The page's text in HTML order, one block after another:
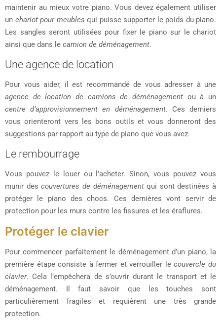
maintenir au mieux votre piano. Vous devez également utiliser
un chariot pour meubles qui puisse supporter le poids du piano.
Les sangles seront utilisées pour fixer le piano sur le chariot
ainsi que dans le camion de déménagement.
Une agence de location
Pour vous aider, il est recommandé de vous adresser à une
agence de location de camions de déménagement ou à un
centre d’approvisionnement en déménagement. Ces derniers
vous orienteront vers les bons outils et vous donneront des
suggestions par rapport au type de piano que vous avez.
Le rembourrage
Vous pouvez le louer ou l’acheter. Sinon, vous pouvez vous
munir descouvertures de déménagementqui sont destinées à
protéger le piano des chocs. Ces dernières vont servir de
protection pour les murs contre les fissures et les éraflures.
Protéger le clavier
Pour commencer parfaitement le déménagement d’un piano, la
première étape consiste à fermer et verrouiller lecouvercle du
clavier. Cela l’empêchera de s’ouvrir durant le transport et le
déménagement. Il faut savoir que les touches sont
particulièrement fragiles et requièrent une très grande
protection.